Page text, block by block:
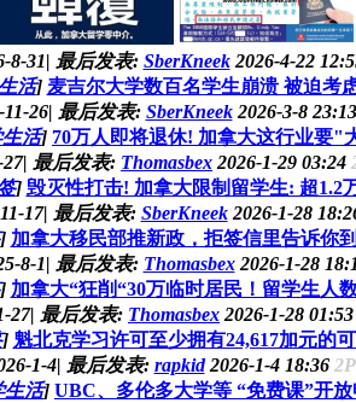
8-31| 最后发表: SberKneek2026-4-22
活] 麦吉尔大学数百名学生崩溃 被迫考
26| 最后发表: SberKneek2026-3-8
活] 70万人即将退休! 加拿大这行业要"
27| 最后发表: Thomasbex 2026-1-29 03:24
] 毁灭性打击! 加拿大限制留学生: 超1.2
17| 最后发表: SberKneek2026-1-28
] 加拿大移民部推新政，拒签信里告诉你
8-1| 最后发表: Thomasbex2026-1-28
] 加拿大“狂削“30万临时居民！留学生人
27| 最后发表: Thomasbex 2026-1-28
] 魁北克学习许可至少拥有24,617加元的
1-4| 最后发表: rapkid2026-1-4 18:36 2P
生活] UBC、多伦多大学等 “免费课”开